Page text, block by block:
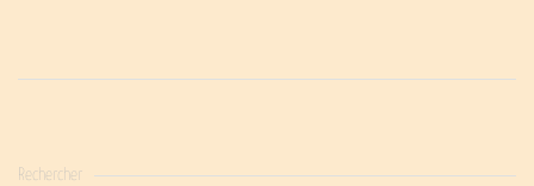
Rechercher